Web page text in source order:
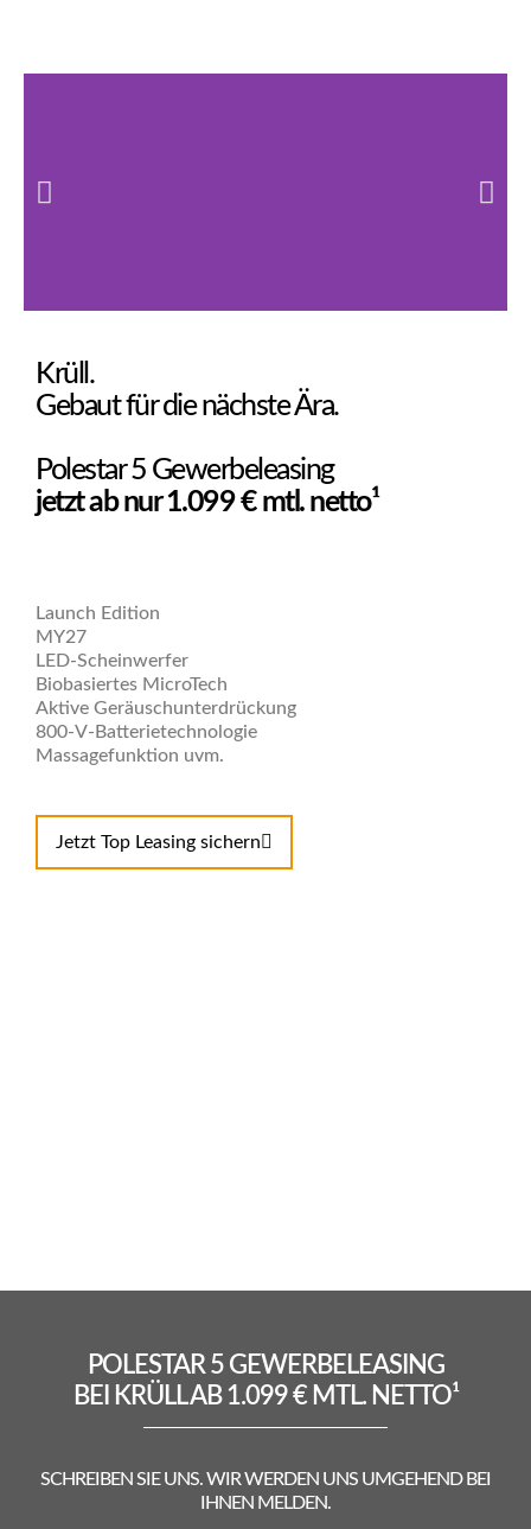
Krüll.
Gebaut für die nächste Ära.
Polestar 5 Gewerbeleasing
jetzt ab nur 1.099 € mtl. netto¹
Launch Edition
MY27
LED-Scheinwerfer
Biobasiertes MicroTech
Aktive Geräuschunterdrückung
800-V-Batterietechnologie
Massagefunktion uvm.
Jetzt Top Leasing sichern
POLESTAR 5 GEWERBELEASING
BEI KRÜLL AB 1.099 € MTL. NETTO¹
SCHREIBEN SIE UNS. WIR WERDEN UNS UMGEHEND BEI
IHNEN MELDEN.